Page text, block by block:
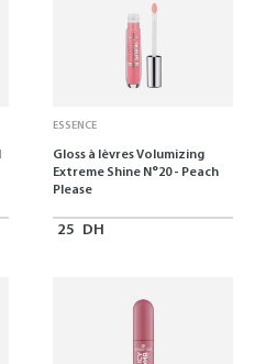
ESSENCE
Gloss à lèvres Volumizing
Extreme Shine N°20 - Peach
Please
25 DH